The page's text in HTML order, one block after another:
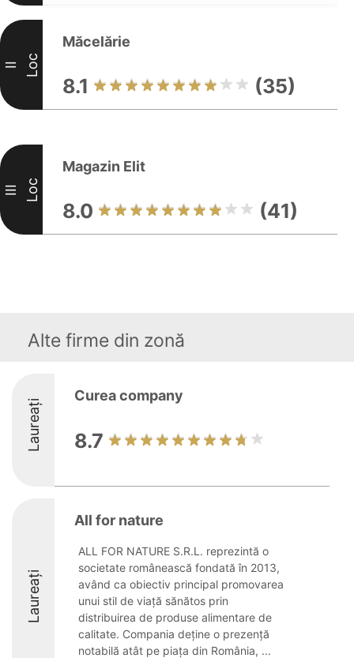
II Loc
Măcelărie
8.1 (35)
III Loc
Magazin Elit
8.0 (41)
Alte firme din zonă
Laureați
Curea company
8.7
Laureați
All for nature
ALL FOR NATURE S.R.L. reprezintă o
societate românească fondată în 2013,
având ca obiectiv principal promovarea
unui stil de viață sănătos prin
distribuirea de produse alimentare de
calitate. Compania deține o prezență
notabilă atât pe piața din România, ...